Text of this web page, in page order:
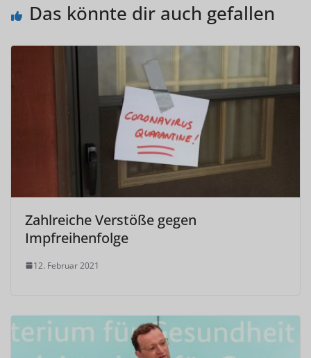
Das könnte dir auch gefallen
Zahlreiche Verstöße gegen
Impfreihenfolge
12. Februar 2021